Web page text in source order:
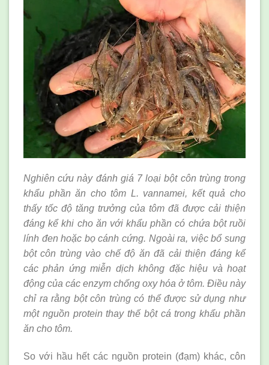
Nghiên cứu này đánh giá 7 loại bột côn trùng trong
khẩu phần ăn cho tôm L. vannamei, kết quả cho
thấy tốc độ tăng trưởng của tôm đã được cải thiện
đáng kể khi cho ăn với khẩu phần có chứa bột ruồi
lính đen hoặc bọ cánh cứng. Ngoài ra, việc bổ sung
bột côn trùng vào chế độ ăn đã cải thiện đáng kể
các phản ứng miễn dịch không đặc hiệu và hoạt
động của các enzym chống oxy hóa ở tôm. Điều này
chỉ ra rằng bột côn trùng có thể được sử dụng như
một nguồn protein thay thế bột cá trong khẩu phần
ăn cho tôm.
So với hầu hết các nguồn protein (đạm) khác, côn